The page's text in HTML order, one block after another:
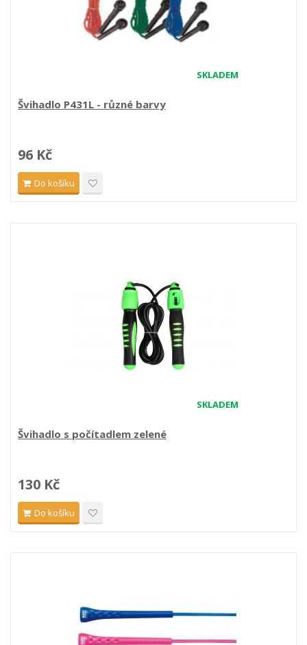
SKLADEM
Švihadlo P431L - různé barvy
96 Kč
Do košíku
SKLADEM
Švihadlo s počítadlem zelené
130 Kč
Do košíku